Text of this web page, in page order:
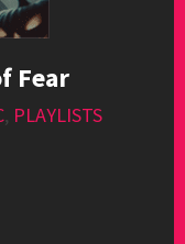
Fear
, PLAYLISTS